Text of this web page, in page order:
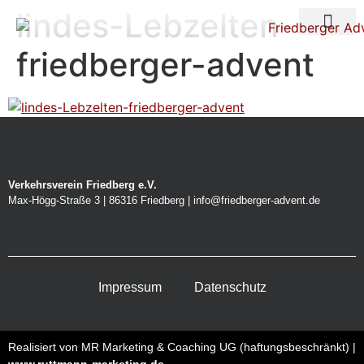
lindes-Lebzelten-
friedberger-advent
Verkehrsverein Friedberg e.V.
Max-Högg-Straße 3 | 86316 Friedberg | info@friedberger-advent.de
Impressum Datenschutz
Realisiert von MR Marketing & Coaching UG (haftungsbeschränkt) |